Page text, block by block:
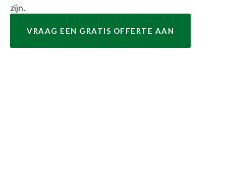
zijn.
VRAAG EEN GRATIS OFFERTE AAN